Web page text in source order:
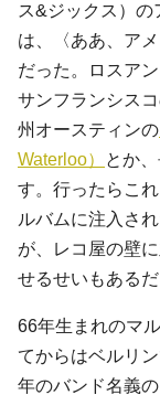
ス&ジックス）
は、〈ああ、ア
だった。ロスア
サンフランシス
州オースティンの
Waterloo）
とか
す。行ったらこ
ルバムに注入さ
が、レコ屋の壁
せるせいもあるだ
66年生まれのマ
てからはベルリ
年のバンド名義